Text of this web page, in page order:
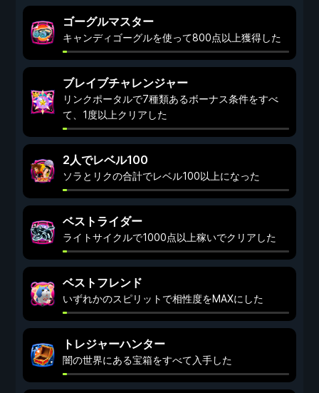
ゴーグルマスター
キャンディゴーグルを使って800点以上獲得した
ブレイブチャレンジャー
リンクポータルで7種類あるボーナス条件をすべ
て、1度以上クリアした
2人でレベル100
ソラとリクの合計でレベル100以上になった
ベストライダー
ライトサイクルで1000点以上稼いでクリアした
ベストフレンド
いずれかのスピリットで相性度をMAXにした
トレジャーハンター
闇の世界にある宝箱をすべて入手した